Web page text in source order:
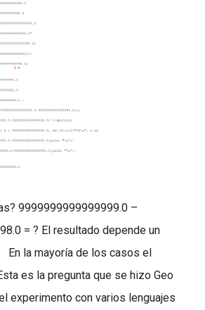
9999999999999999.0 –
= ? El resultado depende un
En la mayoría de los casos el
es la pregunta que se hizo Geo
experimento con varios lenguajes